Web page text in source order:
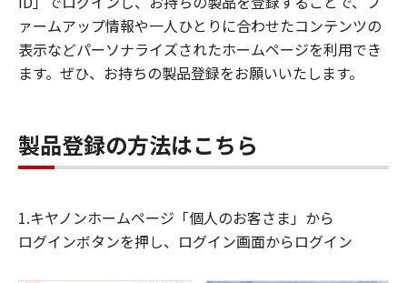
ァームアップ情報や一人ひとりに合わせたコンテンツの
表示などパーソナライズされたホームページを利用でき
ます。ぜひ、お持ちの製品登録をお願いいたします。
製品登録の方法はこちら
1.キヤノンホームページ「個人のお客さま」から
ログインボタンを押し、ログイン画面からログイン